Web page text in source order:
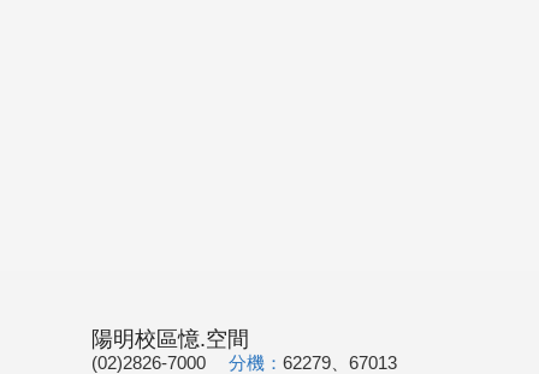
陽明校區憶.空間
(02)2826-7000 分機： 62279、67013